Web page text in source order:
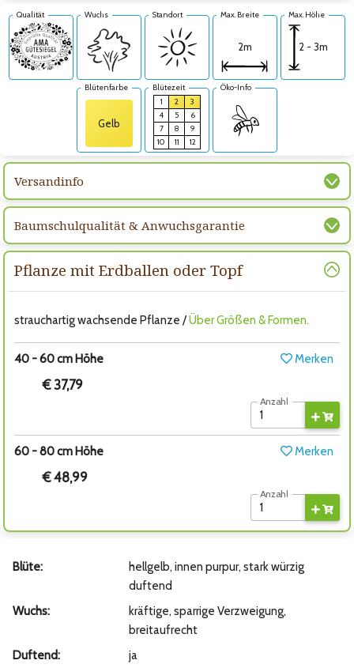
Qualität Wuchs Standort Max. Breite
2m
Max. Höhe
2 - 3m
Blütenfarbe
Gelb
Blütezeit
1
2
3
4
5
6
7
8
9
10
11 12
Öko-Info
Versandinfo
Baumschulqualität & Anwuchsgarantie
Pflanze mit Erdballen oder Topf
strauchartig wachsende Pflanze /Über Größen & Formen.
40 - 60 cm Höhe Merken
€ 37,79
Anzahl
60 - 80 cm Höhe Merken
€ 48,99
Anzahl
Blüte:
hellgelb, innen purpur, stark würzig
duftend
Wuchs:
kräftige, sparrige Verzweigung,
breitaufrecht
Duftend:
ja